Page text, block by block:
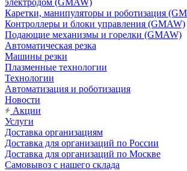
электродом (GMAW)
Каретки, манипуляторы и роботизация
Контроллеры и блоки управления (GMAW)
Подающие механизмы и горелки (GMAW)
Автоматическая резка
Машины резки
Плазменные технологии
Технологии
Автоматизация и роботизация
Новости
Акции
Услуги
Доставка организациям
Доставка для организаций по России
Доставка для организаций по Москве
Самовывоз с нашего склада